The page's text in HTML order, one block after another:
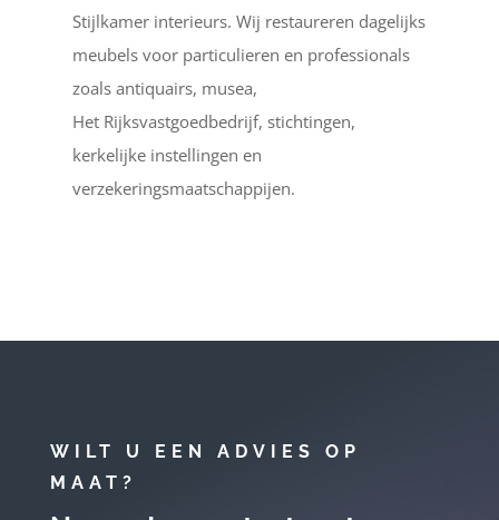
Stijlkamer interieurs. Wij restaureren dagelijks
meubels voor particulieren en professionals
zoals antiquairs, musea,
Het Rijksvastgoedbedrijf, stichtingen,
kerkelijke instellingen en
verzekeringsmaatschappijen.
WILT U EEN ADVIES OP
MAAT?